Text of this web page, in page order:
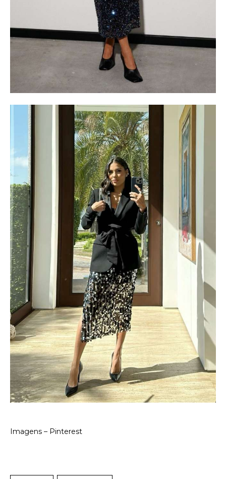
Imagens – Pinterest